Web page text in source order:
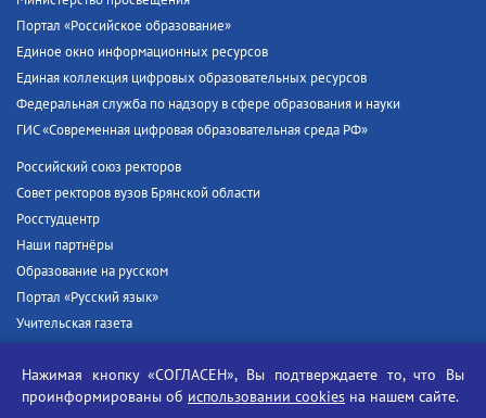
Портал «Российское образование»
Единое окно информационных ресурсов
Единая коллекция цифровых образовательных ресурсов
Федеральная служба по надзору в сфере образования и науки
ГИС «Современная цифровая образовательная среда РФ»
Российский союз ректоров
Совет ректоров вузов Брянской области
Росстудцентр
Наши партнёры
Образование на русском
Портал «Русский язык»
Учительская газета
Единый портал государственных услуг
Нажимая кнопку «СОГЛАСЕН», Вы подтверждаете то, что Вы
проинформированы об использовании cookies на нашем сайте.